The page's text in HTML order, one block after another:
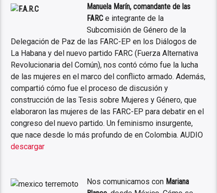
Manuela Marín, comandante de las
FARC e integrante de la
Subcomisión de Género de la
Delegación de Paz de las FARC-EP en los Diálogos de
La Habana y del nuevo partido FARC (Fuerza Alternativa
Revolucionaria del Común), nos contó cómo fue la lucha
de las mujeres en el marco del conflicto armado. Además,
compartió cómo fue el proceso de discusión y
construcción de las Tesis sobre Mujeres y Género, que
elaboraron las mujeres de las FARC-EP para debatir en el
congreso del nuevo partido. Un feminismo insurgente,
que nace desde lo más profundo de en Colombia. AUDIO
descargar
Nos comunicamos con Mariana